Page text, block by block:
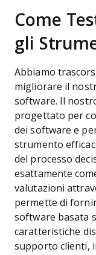
Come
gli
Abbiamo
migliorare il
software. Il
progettato per
dei software e
strumento
del processo
esattamente
valutazioni
permette di
software basata
caratteristiche
supporto clienti,